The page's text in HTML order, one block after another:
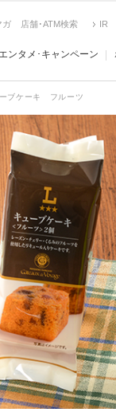
ガ 店舗･ATM検索 IR
エンタメ･キャンペーン
ブケーキ フルーツ